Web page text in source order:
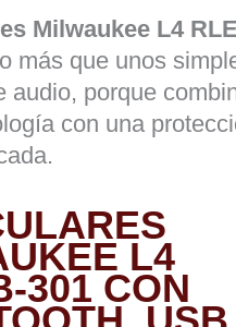
Milwaukee L4
más que unos
audio, porque
con una
L4
301 CON